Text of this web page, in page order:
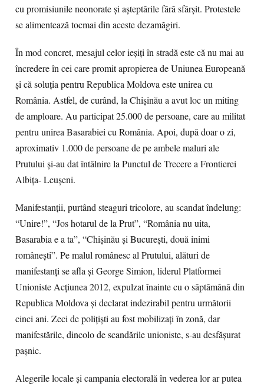
cu promisiunile neonorate şi aşteptările fără sfârşit. Protestele
se alimentează tocmai din aceste dezamăgiri.
În mod concret, mesajul celor ieşiţi în stradă este că nu mai au
încredere în cei care promit apropierea de Uniunea Europeană
şi că soluţia pentru Republica Moldova este unirea cu
România. Astfel, de curând, la Chişinău a avut loc un miting
de amploare. Au participat 25.000 de persoane, care au militat
pentru unirea Basarabiei cu România. Apoi, după doar o zi,
aproximativ 1.000 de persoane de pe ambele maluri ale
Prutului şi-au dat întâlnire la Punctul de Trecere a Frontierei
Albiţa- Leuşeni.
Manifestanţii, purtând steaguri tricolore, au scandat îndelung:
“Unire!”, “Jos hotarul de la Prut”, “România nu uita,
Basarabia e a ta”, “Chişinău şi Bucureşti, două inimi
româneşti”. Pe malul românesc al Prutului, alături de
manifestanţi se afla şi George Simion, liderul Platformei
Unioniste Acţiunea 2012, expulzat înainte cu o săptămână din
Republica Moldova şi declarat indezirabil pentru următorii
cinci ani. Zeci de poliţişti au fost mobilizaţi în zonă, dar
manifestările, dincolo de scandările unioniste, s-au desfăşurat
paşnic.
Alegerile locale şi campania electorală în vederea lor ar putea